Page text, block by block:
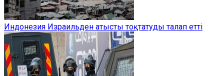
Индонезия Израильден атысты тоқтатуды талап етті